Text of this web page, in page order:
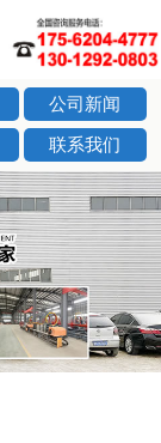
公司新闻
联系我们